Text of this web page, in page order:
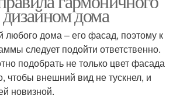
дизайном дома
любого дома – его фасад, поэтому к
следует подойти ответственно.
подобрать не только цвет фасада
чтобы внешний вид не тускнел, и
новизной.